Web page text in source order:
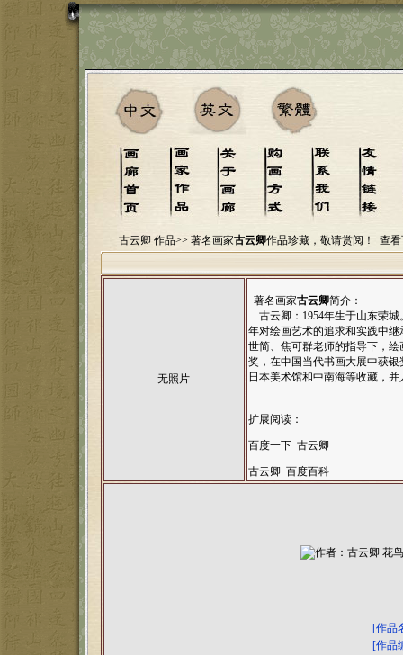
古云卿 作品>> 著名画家古云卿作品珍藏，敬请赏阅！ 查
无照片
著名画家古云卿简介：
古云卿：1954年生于山东荣城
年对绘画艺术的追求和实践中
世简、焦可群老师的指导下，
奖，在中国当代书画大展中获
日本美术馆和中南海等收藏，
扩展阅读：
百度一下 古云卿
古云卿 百度百科
[作品
[作品